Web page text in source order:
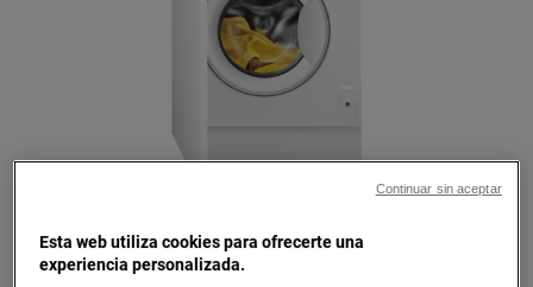
Esta web utiliza cookies para ofrecerte una
experiencia personalizada.
Continuar sin aceptar